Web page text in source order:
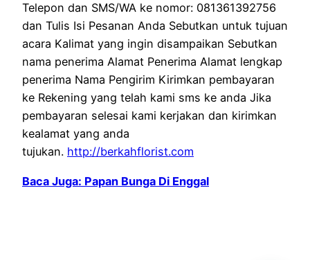
Telepon dan SMS/WA ke nomor: 081361392756
dan Tulis Isi Pesanan Anda Sebutkan untuk tujuan
acara Kalimat yang ingin disampaikan Sebutkan
nama penerima Alamat Penerima Alamat lengkap
penerima Nama Pengirim Kirimkan pembayaran
ke Rekening yang telah kami sms ke anda Jika
pembayaran selesai kami kerjakan dan kirimkan
kealamat yang anda
tujukan. http://berkahflorist.com
Baca Juga: Papan Bunga Di Enggal